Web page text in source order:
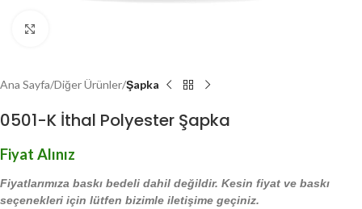
Ana Sayfa Diğer Ürünler Şapka
0501-K İthal Polyester Şapka
Fiyat Alınız
Fiyatlarımıza baskı bedeli dahil değildir. Kesin fiyat ve baskı
seçenekleri için lütfen bizimle iletişime geçiniz.